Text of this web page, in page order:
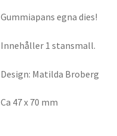
Gummiapans egna dies!
Innehåller 1 stansmall.
Design: Matilda Broberg
Ca 47 x 70 mm